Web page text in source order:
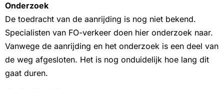
Onderzoek
De toedracht van de aanrijding is nog niet bekend.
Specialisten van FO-verkeer doen hier onderzoek naar.
Vanwege de aanrijding en het onderzoek is een deel van
de weg afgesloten. Het is nog onduidelijk hoe lang dit
gaat duren.